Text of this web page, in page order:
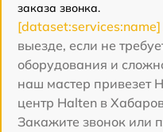
заказа звонка.
[dataset:services:name]
выезде, если не
оборудования и
наш мастер привезет
центр Halten в
Закажите звонок или